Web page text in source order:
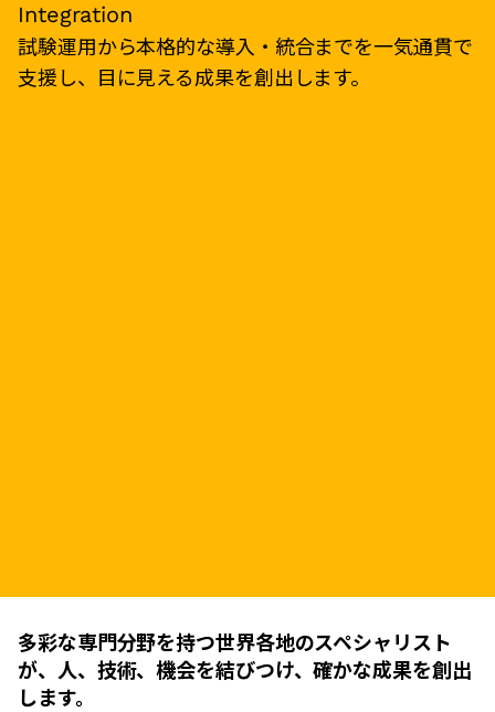
Integration
試験運用から本格的な導入・統合までを一気通貫で
支援し、目に見える成果を創出します。
多彩な専門分野を持つ世界各地のスペシャリスト
が、人、技術、機会を結びつけ、確かな成果を創出
します。